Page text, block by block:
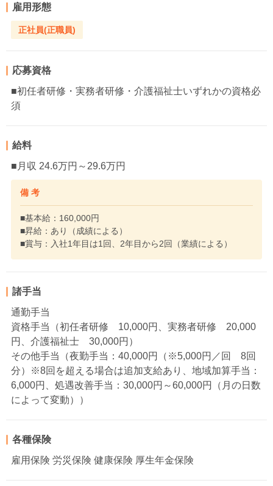
雇用形態
正社員(正職員)
応募資格
■初任者研修・実務者研修・介護福祉士いずれかの資格必
須
給料
■月収 24.6万円～29.6万円
備 考
■基本給：160,000円
■昇給：あり（成績による）
■賞与：入社1年目は1回、2年目から2回（業績による）
諸手当
通勤手当
資格手当（初任者研修 10,000円、実務者研修 20,000
円、介護福祉士 30,000円）
その他手当（夜勤手当：40,000円（※5,000円／回 8回
分）※8回を超える場合は追加支給あり、地域加算手当：
6,000円、処遇改善手当：30,000円～60,000円（月の日数
によって変動））
各種保険
雇用保険 労災保険 健康保険 厚生年金保険